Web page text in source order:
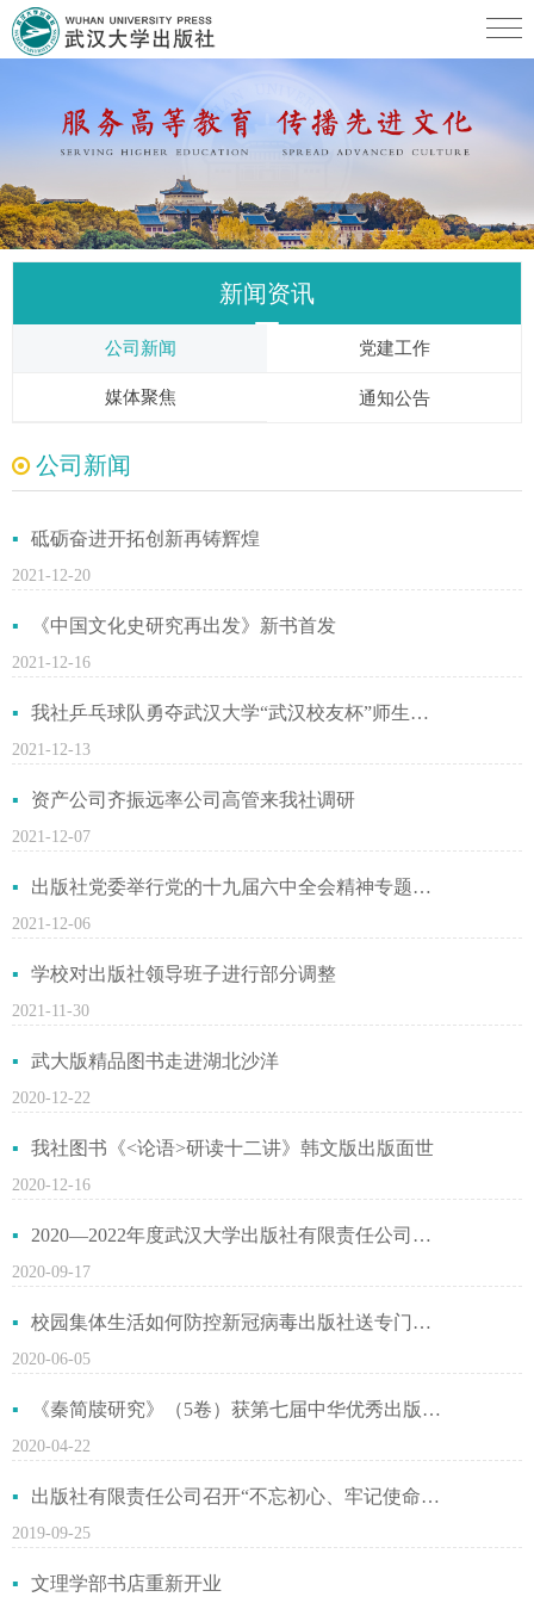
新闻资讯
公司新闻 党建工作
媒体聚焦 通知公告
公司新闻
砥砺奋进开拓创新再铸辉煌
2021-12-20
《中国文化史研究再出发》新书首发
2021-12-16
我社乒乓球队勇夺武汉大学“武汉校友杯”师生乒乓球比赛团体第九名
2021-12-13
资产公司齐振远率公司高管来我社调研
2021-12-07
出版社党委举行党的十九届六中全会精神专题学习会
2021-12-06
学校对出版社领导班子进行部分调整
2021-11-30
武大版精品图书走进湖北沙洋
2020-12-22
我社图书《<论语>研读十二讲》韩文版出版面世
2020-12-16
2020—2022年度武汉大学出版社有限责任公司出版物印装项目招标公告
2020-09-17
校园集体生活如何防控新冠病毒出版社送专门防护手册排忧解难
2020-06-05
《秦简牍研究》（5卷）获第七届中华优秀出版物奖
2020-04-22
出版社有限责任公司召开“不忘初心、牢记使命”主题教育动员会
2019-09-25
文理学部书店重新开业